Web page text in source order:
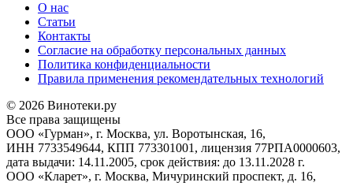
О нас
Статьи
Контакты
Согласие на обработку персональных данных
Политика конфиденциальности
Правила применения рекомендательных технологий
© 2026 Винотеки.ру
Все права защищены
ООО «Гурман», г. Москва, ул. Воротынская, 16,
ИНН 7733549644, КПП 773301001, лицензия 77РПА0000603,
дата выдачи: 14.11.2005, срок действия: до 13.11.2028 г.
ООО «Кларет», г. Москва, Мичуринский проспект, д. 16,